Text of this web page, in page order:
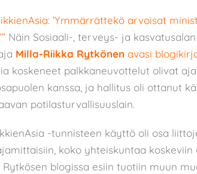
’Ymmärrättekö arvoisat
Näin Sosiaali-, terveys- ja
Milla-Riikka Rytkönen avasi
koskeneet palkkaneuvottelut olivat
kanssa, ja hallitus oli ottanut
potilasturvallisuuslain.
-tunnisteen käyttö oli osa
koko yhteiskuntaa
Rytkösen blogissa esiin tuotiin muun